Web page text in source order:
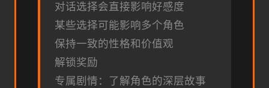
对话选择会直接影响好感度
某些选择可能影响多个角色
保持一致的性格和价值观
解锁奖励
专属剧情：了解角色的深层故事